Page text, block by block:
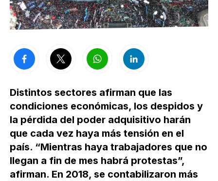
Distintos sectores afirman que las
condiciones económicas, los despidos y
la pérdida del poder adquisitivo harán
que cada vez haya más tensión en el
país. “Mientras haya trabajadores que no
llegan a fin de mes habrá protestas”,
afirman. En 2018, se contabilizaron más